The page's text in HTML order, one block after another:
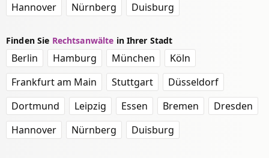
Hannover
Nürnberg Duisburg
Finden Sie Rechtsanwälte in Ihrer Stadt
Berlin Hamburg München
Köln
Frankfurt am Main
Stuttgart
Düsseldorf
Dortmund
Leipzig Essen Bremen
Dresden
Hannover
Nürnberg Duisburg